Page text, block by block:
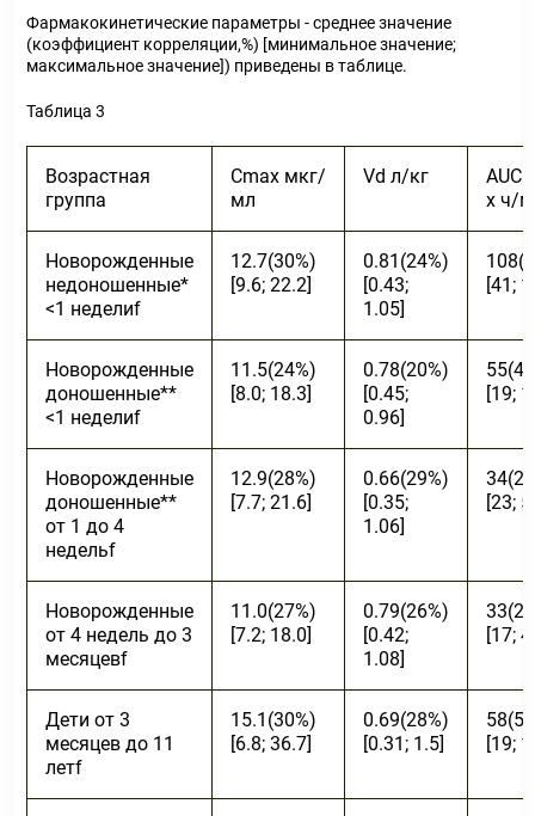
Фармакокинетические параметры - среднее значение
(коэффициент корреляции,%) [минимальное значение;
максимальное значение]) приведены в таблице.
Таблица 3
Возрастная
группа
Cmax мкг/
мл
Vd л/кг
AUC
х ч/
Новорожденные
недоношенные*
<1 неделиf
12.7(30%)
[9.6; 22.2]
0.81(24%)
[0.43;
1.05]
[41;
Новорожденные
доношенные**
<1 неделиf
11.5(24%)
[8.0; 18.3]
0.78(20%)
[0.45;
0.96]
[19;
Новорожденные
доношенные**
от 1 до 4
недельf
12.9(28%)
[7.7; 21.6]
0.66(29%)
[0.35;
1.06]
[23;
Новорожденные
от 4 недель до 3
месяцевf
11.0(27%)
[7.2; 18.0]
0.79(26%)
[0.42;
1.08]
[17;
Дети от 3
месяцев до 11
летf
15.1(30%)
[6.8; 36.7]
0.69(28%)
[0.31; 1.5]
[19;